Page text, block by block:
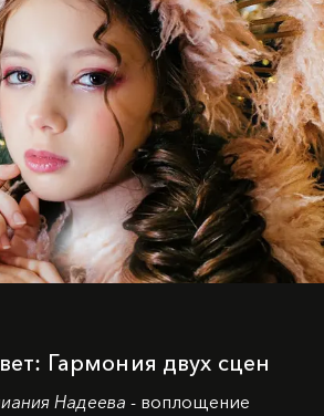
Гармония двух сцен
Надеева - воплощение